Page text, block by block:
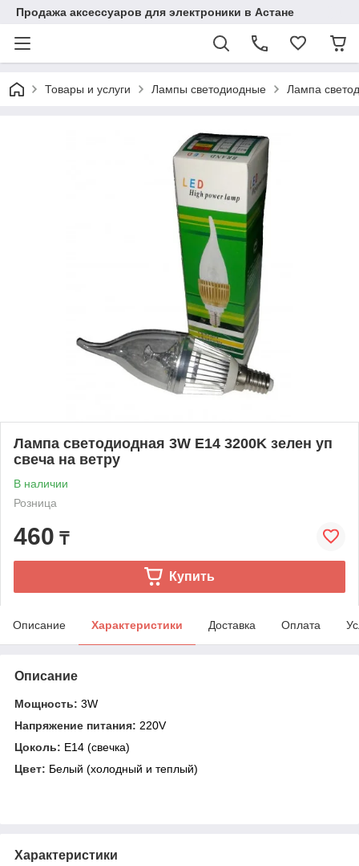
Продажа аксессуаров для электроники в Астане
Товары и услуги Лампы светодиодные Лампа
Лампа светодиодная 3W E14 3200K зелен уп
свеча на ветру
В наличии
Розница
460 ₸
Купить
Описание Характеристики Доставка Оплата
Описание
Мощность: 3W
Напряжение питания: 220V
Цоколь: E14 (свечка)
Цвет: Белый (холодный и теплый)
Характеристики